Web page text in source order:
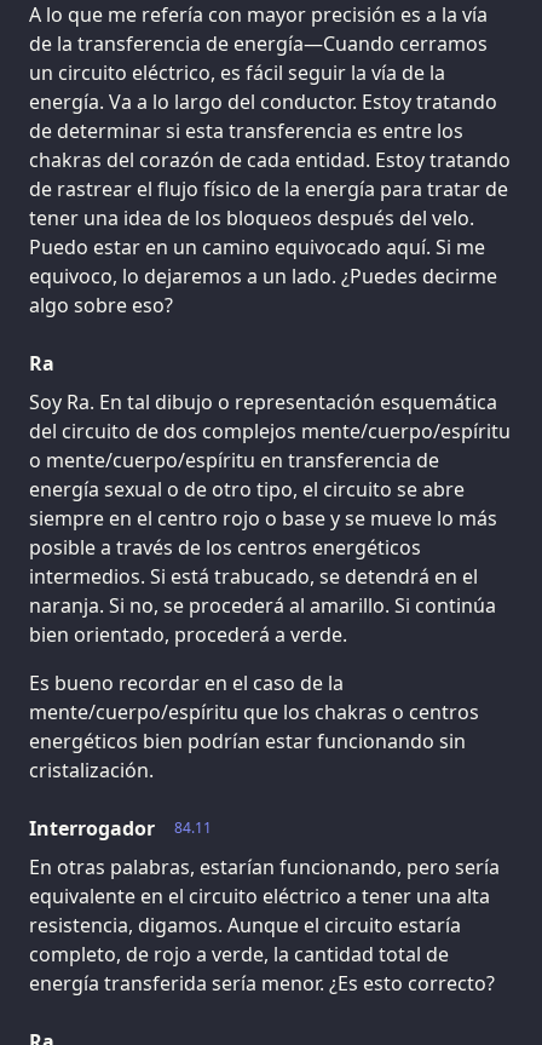
A lo que me refería con mayor precisión es a la vía
de la transferencia de energía—Cuando cerramos
un circuito eléctrico, es fácil seguir la vía de la
energía. Va a lo largo del conductor. Estoy tratando
de determinar si esta transferencia es entre los
chakras del corazón de cada entidad. Estoy tratando
de rastrear el flujo físico de la energía para tratar de
tener una idea de los bloqueos después del velo.
Puedo estar en un camino equivocado aquí. Si me
equivoco, lo dejaremos a un lado. ¿Puedes decirme
algo sobre eso?
Ra
Soy Ra. En tal dibujo o representación esquemática
del circuito de dos complejos mente/cuerpo/espíritu
o mente/cuerpo/espíritu en transferencia de
energía sexual o de otro tipo, el circuito se abre
siempre en el centro rojo o base y se mueve lo más
posible a través de los centros energéticos
intermedios. Si está trabucado, se detendrá en el
naranja. Si no, se procederá al amarillo. Si continúa
bien orientado, procederá a verde.
Es bueno recordar en el caso de la
mente/cuerpo/espíritu que los chakras o centros
energéticos bien podrían estar funcionando sin
cristalización.
84.11
Interrogador
En otras palabras, estarían funcionando, pero sería
equivalente en el circuito eléctrico a tener una alta
resistencia, digamos. Aunque el circuito estaría
completo, de rojo a verde, la cantidad total de
energía transferida sería menor. ¿Es esto correcto?